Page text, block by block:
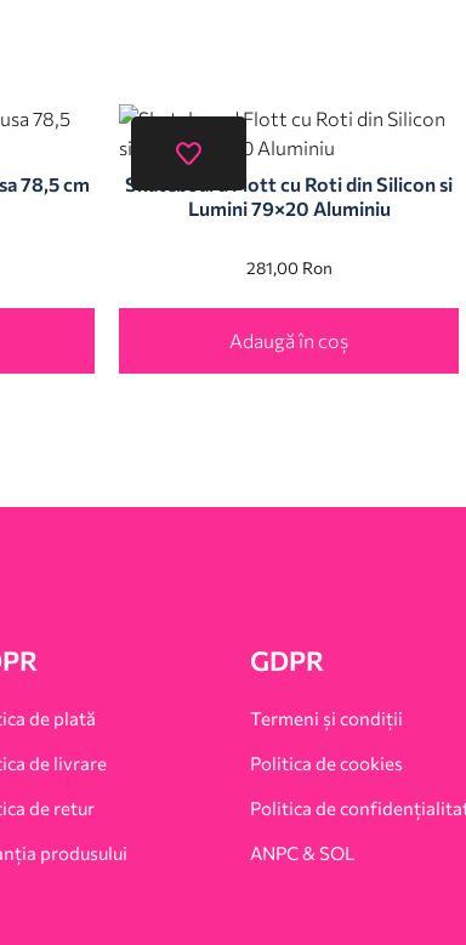
78,5 cm
Skateboard Flott cu Roti din Silicon si
Lumini 79×20 Aluminiu
281,00 Ron
Adaugă în coș
de plată
de livrare
de retur
produsului
GDPR
Termeni și condiții
Politica de cookies
Politica de
ANPC & SOL